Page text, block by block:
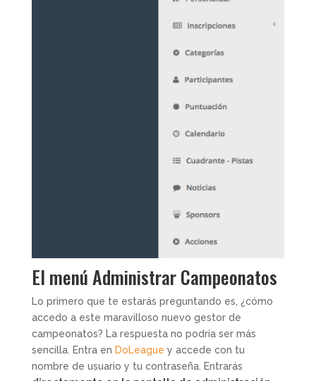
El menú Administrar Campeonatos
Lo primero que te estarás preguntando es, ¿cómo
accedo a este maravilloso nuevo gestor de
campeonatos? La respuesta no podría ser más
sencilla. Entra en DoLeague y accede con tu
nombre de usuario y tu contraseña. Entrarás